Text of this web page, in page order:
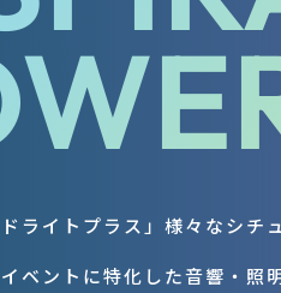
ドライトプラス」様々なシチ
ベントに特化した音響・照